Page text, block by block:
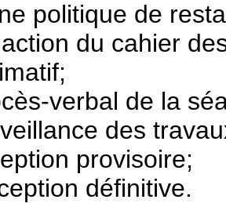
politique de
du cahier
verbal de la
des
provisoire;
définitive.